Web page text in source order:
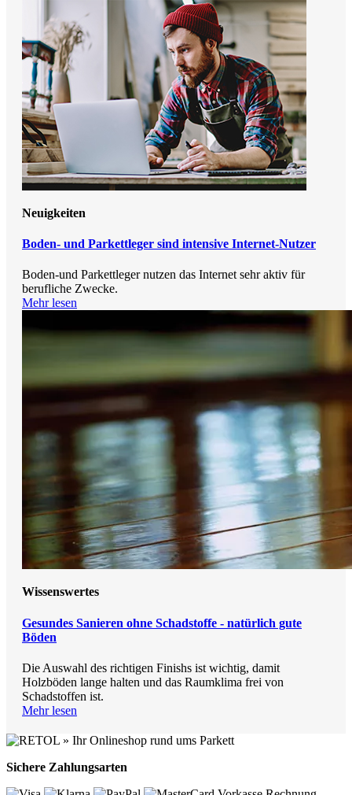
Neuigkeiten
Boden- und Parkettleger sind intensive Internet-Nutzer
Boden-und Parkettleger nutzen das Internet sehr aktiv für
berufliche Zwecke.
Mehr lesen
Wissenswertes
Gesundes Sanieren ohne Schadstoffe - natürlich gute
Böden
Die Auswahl des richtigen Finishs ist wichtig, damit
Holzböden lange halten und das Raumklima frei von
Schadstoffen ist.
Mehr lesen
Sichere Zahlungsarten